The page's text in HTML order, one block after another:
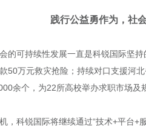
践行公益勇作为，社
的可持续性发展一直是科锐国际坚
50万元救灾抢险；持续对口支援河
余个，为22所高校举办求职市场
科锐国际将继续通过“技术+平台